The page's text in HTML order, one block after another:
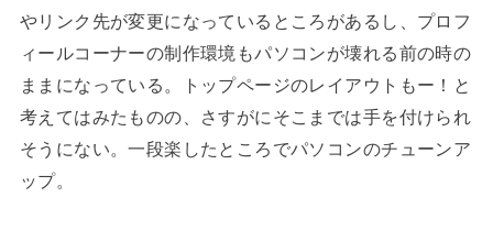
やリンク先が変更になっているところがあるし、プロフ
ィールコーナーの制作環境もパソコンが壊れる前の時の
ままになっている。トップページのレイアウトもー！と
考えてはみたものの、さすがにそこまでは手を付けられ
そうにない。一段楽したところでパソコンのチューンア
ップ。